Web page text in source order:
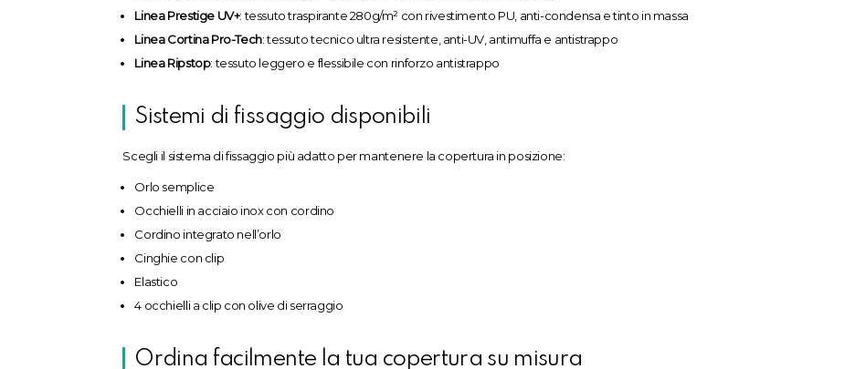
Linea Prestige UV+: tessuto traspirante 280g/m² con rivestimento PU, anti-condensa e tinto in massa
Linea Cortina Pro-Tech: tessuto tecnico ultra resistente, anti-UV, antimuffa e antistrappo
Linea Ripstop: tessuto leggero e flessibile con rinforzo antistrappo
Sistemi di fissaggio disponibili
Scegli il sistema di fissaggio più adatto per mantenere la copertura in posizione:
Orlo semplice
Occhielli in acciaio inox con cordino
Cordino integrato nell’orlo
Cinghie con clip
Elastico
4 occhielli a clip con olive di serraggio
Ordina facilmente la tua copertura su misura